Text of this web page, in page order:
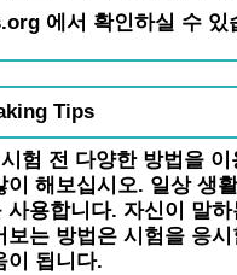
에서 확인하실 수 있
Tips
험 전 다양한 방법을
이 해보십시오. 일상 생
사용합니다. 자신이 말
보는 방법은 시험을 응
이 됩니다.